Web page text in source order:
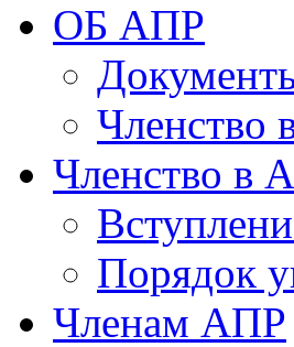
ОБ АПР
Членство
Членство в
Порядок
Членам АПР